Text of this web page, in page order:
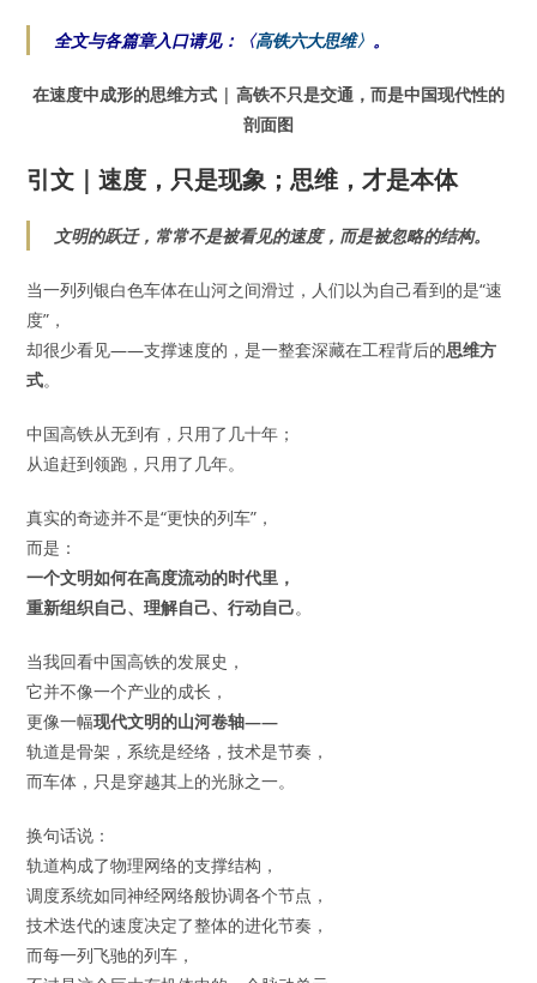
全文与各篇章入口请见：〈高铁六大思维〉 。
在速度中成形的思维方式 | 高铁不只是交通，而是中国现代性的
剖面图
引文｜速度，只是现象；思维，才是本体
文明的跃迁，常常不是被看见的速度，而是被忽略的结构。
当一列列银白色车体在山河之间滑过，人们以为自己看到的是“速
度”，
却很少看见——支撑速度的，是一整套深藏在工程背后的思维方
式。
中国高铁从无到有，只用了几十年；
从追赶到领跑，只用了几年。
真实的奇迹并不是“更快的列车”，
而是：
一个文明如何在高度流动的时代里，
重新组织自己、理解自己、行动自己。
当我回看中国高铁的发展史，
它并不像一个产业的成长，
更像一幅现代文明的山河卷轴——
轨道是骨架，系统是经络，技术是节奏，
而车体，只是穿越其上的光脉之一。
换句话说：
轨道构成了物理网络的支撑结构，
调度系统如同神经网络般协调各个节点，
技术迭代的速度决定了整体的进化节奏，
而每一列飞驰的列车，